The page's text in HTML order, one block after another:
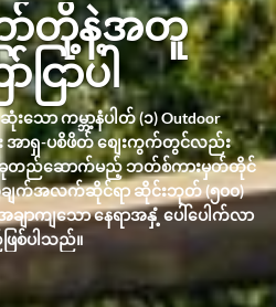
ာ်တို့နဲ့အတူ
ငြာပါ
သော ကမ္ဘာ့နံပါတ် (၁) Outdoor
ြီး အာရှ-ပစိဖိတ် စျေးကွက်တွင်လည်း
ယခုတည်ဆောက်မည့် ဘတ်စ်ကားမှတ်တိုင်
ချက်အလက်ဆိုင်ရာ ဆိုင်းဘုတ် (၅၀၀)
ာကျသော နေရာအနှံ့ ပေါ်ပေါက်လာ
ြစ်ပါသည်။